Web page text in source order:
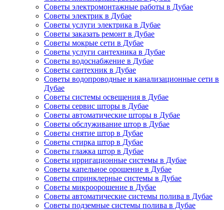
Советы электромонтажные работы в Дубае
Советы электрик в Дубае
Советы услуги электрика в Дубае
Советы заказать ремонт в Дубае
Советы мокрые сети в Дубае
Советы услуги сантехника в Дубае
Советы водоснабжение в Дубае
Советы сантехник в Дубае
Советы водопроводные и канализационные сети в
Дубае
Советы системы освещения в Дубае
Советы сервис шторы в Дубае
Советы автоматические шторы в Дубае
Советы обслуживание штор в Дубае
Советы снятие штор в Дубае
Советы стирка штор в Дубае
Советы глажка штор в Дубае
Советы ирригационные системы в Дубае
Советы капельное орошение в Дубае
Советы спринклерные системы в Дубае
Советы микроорошение в Дубае
Советы автоматические системы полива в Дубае
Советы подземные системы полива в Дубае